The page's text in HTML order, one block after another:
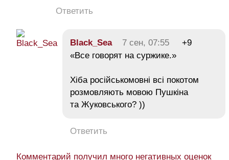
Ответить
Black_Sea 7 сен, 07:55
+9
«Все говорят на суржике.»
Хіба російськомовні всі покотом
розмовляють мовою Пушкіна
та Жуковського? ))
Ответить
Комментарий получил много негативных оценок